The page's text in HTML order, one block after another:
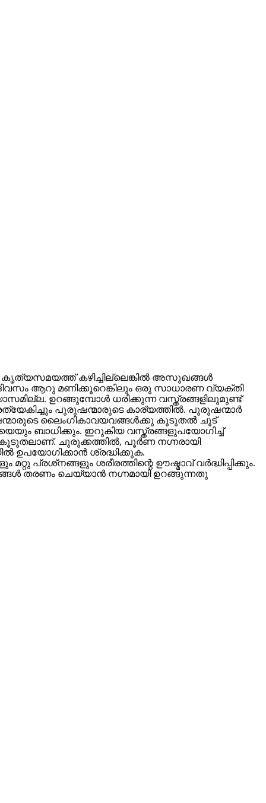
കൃത്യസമയത്ത് കഴിച്ചില്ലെങ്കില്‍ അസുഖങ്ങള്‍
ആറു മണിക്കൂറെങ്കിലും ഒരു സാധാരണ വ്യക്തി
ഉറങ്ങുമ്പോള്‍ ധരിക്കുന്ന വസ്ത്രങ്ങളിലുമുണ്ട്
പുരുഷന്മാരുടെ കാര്യത്തില്‍. പുരുഷന്മാര്‍
ലൈംഗികാവയവങ്ങള്‍ക്കു കൂടുതല്‍ ചൂട്
ബാധിക്കും. ഇറുകിയ വസ്ത്രങ്ങളുപയോഗിച്ച്
ചുരുക്കത്തില്‍, പൂര്‍ണ നഗ്നരായി
ഉപയോഗിക്കാന്‍ ശ്രദ്ധിക്കുക.
പ്രശ്‌നങ്ങളും ശരീരത്തിന്റെ ഊഷ്മാവ് വര്‍ദ്ധിപ്പിക്കും.
തരണം ചെയ്യാന്‍ നഗ്നമായി ഉറങ്ങുന്നതു